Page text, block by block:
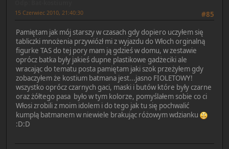
#85
15 Czerwiec 2010, 21:40:30
Pamiętam jak mój starszy w czasach gdy dopiero uczyłem się
tabliczki mnożenia przywiózł mi z wyjazdu do Włoch orginalną
figurke TAS do tej pory mam ją gdzieś w domu, w zestawie
oprócz batka były jakieś dupne plastikowe gadżeciki ale
wracając do tematu posta pamiętam jaki szok przeżyłem gdy
zobaczyłem że kostium batmana jest...jasno FIOLETOWY!
wszystko oprócz czarnych gaci, maski i butów które były czarne
oraz żółtego pasa było w tym kolorze, pomyślałem sobie co ci
Włosi zrobili z moim idolem i do tego jak tu się pochwalić
kumplą batmanem w niewiele brakując różowym wdzianku
:D:D